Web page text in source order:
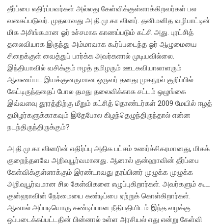
தீர்ப்பை எதிர்ப்பவர்கள் அல்லது கேள்விக்குள்ளாக்கிறவர்கள் பல
வகைப்படுவர். முதலாவது அ.தி.மு.கா வினர். தனிமனித வழிபாட்டின்
மிக அசிங்கமான ஓர் உச்சமாக காணப்படும் கட்சி அது. புரட்சித்
தலைவியாக இருந்து அம்மாவாக கூர்ப்படைந்த ஓர் ஆழுமையை
சிறைக்குள் வைத்துப் பார்க்க அவர்களால் முடியவில்லை.
இந்தியாவில் வசிக்கும் ஈழத் தமிழரும் ஊடகவியாலாளரும்
ஆவணப்பட இயக்குனருமான ஒருவர் தனது முகநூல் குறிப்பில்
கேட்டிருந்ததைப் போல தமது தலைவிக்காக சட்டம் ஒழுங்கை
இவ்வளவு தூரத்திற்கு மீறும் கட்சித் தொண்டர்கள் 2009 மேயில் ஈழத்
தமிழர்களுக்காகவும் இதேபோல கிழந்தெழுந்திருந்தால் என்ன
நடந்திருந்திருக்கும்?
அ.தி.மு.கா வினரின் எதிர்ப்பு அதிக பட்சம் உணர்ச்சிகரமானது, மிகக்
குறைந்தளவே அறிவுபூர்வமானது. ஆனால் குன்ஹாவின் தீர்ப்பை
கேள்விக்குள்ளாக்கும் இரண்டாவது தரப்பினர் முழுக்க முழுக்க
அறிவுபூர்வமான சில கேள்விகளை எழுப்புகிறார்கள். அவர்களும் கூட
குன்ஹாவின் நேர்மையை கண்டிப்பை ஏற்றுக் கொள்கிறார்கள்.
ஆனால் அப்படியொரு கண்டிப்பான நீதிபதியிடம் இந்த வழக்கு
ஒப்படைக்கப்பட்டதின் பின்னால் உள்ள அரசியல் எது என்று கேள்வி